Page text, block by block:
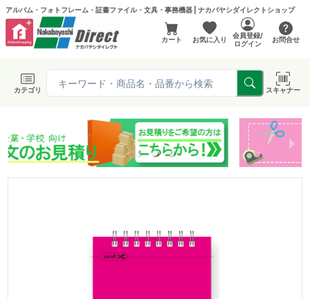
アルバム・フォトフレーム・証書ファイル・文具・事務機器 | ナカバヤシダイレクトショップ
カート お気に入り
会員登録/
ログイン
お問合せ
カテゴリ スキャナー